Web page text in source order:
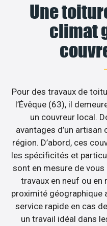
Une
climat
Pour des travaux de
l’Évêque (63), il
un couvreur local.
avantages d’un
région. D’abord, ces
les spécificités et
sont en mesure de
travaux en neuf ou en
proximité géographique
service rapide en cas
un travail idéal dans